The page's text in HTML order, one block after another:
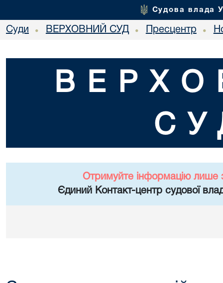
Судова влада
Суди • ВЕРХОВНИЙ СУД • Пресцентр •
Отримуйте інформацію лише
Єдиний Контакт-центр судової